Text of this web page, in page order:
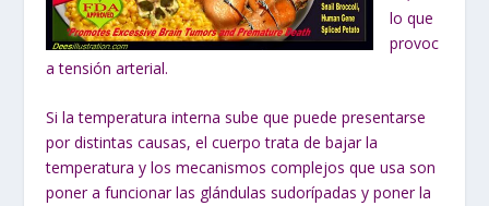
lo que
provoc
a tensión arterial.
Si la temperatura interna sube que puede presentarse
por distintas causas, el cuerpo trata de bajar la
temperatura y los mecanismos complejos que usa son
poner a funcionar las glándulas sudorípadas y poner la